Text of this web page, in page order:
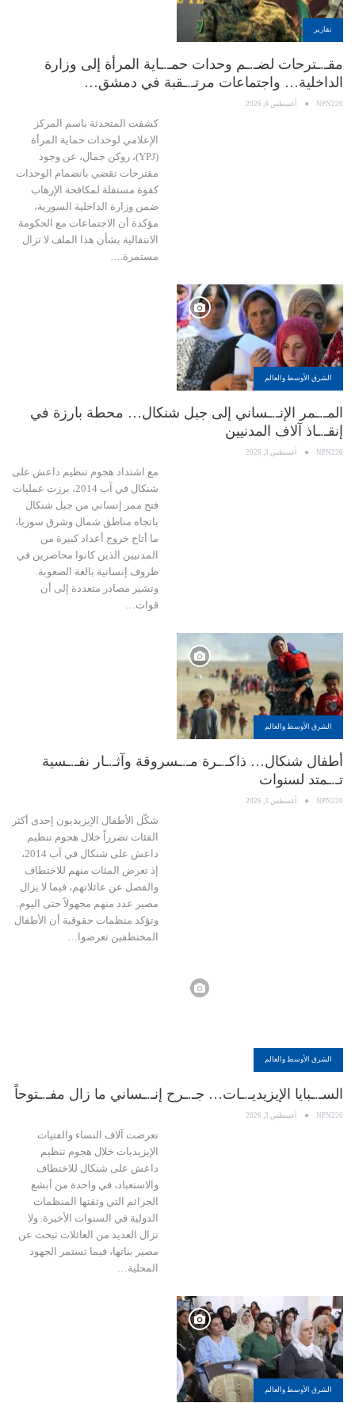
تقارير
مقـ.ـترحات لضـ.ـم وحدات حمـ.ـاية المرأة إلى وزارة
الداخلية… واجتماعات مرتـ.ـقبة في دمشق…
NPN220 أغسطس 4, 2026
كشفت المتحدثة باسم المركز
الإعلامي لوحدات حماية المرأة
(YPJ)، روكن جمال، عن وجود
مقترحات تقضي بانضمام الوحدات
كقوة مستقلة لمكافحة الإرهاب
ضمن وزارة الداخلية السورية،
مؤكدة أن الاجتماعات مع الحكومة
الانتقالية بشأن هذا الملف لا تزال
مستمرة.…
الشرق الأوسط والعالم
المـ.ـمر الإنـ.ـساني إلى جبل شنكال… محطة بارزة في
إنقـ.ـاذ آلاف المدنيين
NPN220 أغسطس 3, 2026
مع اشتداد هجوم تنظيم داعش على
شنكال في آب 2014، برزت عمليات
فتح ممر إنساني من جبل شنكال
باتجاه مناطق شمال وشرق سوريا،
ما أتاح خروج أعداد كبيرة من
المدنيين الذين كانوا محاصرين في
ظروف إنسانية بالغة الصعوبة.
وتشير مصادر متعددة إلى أن
قوات…
الشرق الأوسط والعالم
أطفال شنكال… ذاكـ.ـرة مـ.ـسروقة وآثـ.ـار نفـ.ـسية
تـ.ـمتد لسنوات
NPN220 أغسطس 3, 2026
شكّل الأطفال الإيزيديون إحدى أكثر
الفئات تضرراً خلال هجوم تنظيم
داعش على شنكال في آب 2014،
إذ تعرض المئات منهم للاختطاف
والفصل عن عائلاتهم، فيما لا يزال
مصير عدد منهم مجهولاً حتى اليوم.
وتؤكد منظمات حقوقية أن الأطفال
المختطفين تعرضوا…
الشرق الأوسط والعالم
السـ.ـبايا الإيزيديـ.ـات… جـ.ـرح إنـ.ـساني ما زال مفـ.ـتوحاً
NPN220 أغسطس 3, 2026
تعرضت آلاف النساء والفتيات
الإيزيديات خلال هجوم تنظيم
داعش على شنكال للاختطاف
والاستعباد، في واحدة من أبشع
الجرائم التي وثقتها المنظمات
الدولية في السنوات الأخيرة. ولا
تزال العديد من العائلات تبحث عن
مصير بناتها، فيما تستمر الجهود
المحلية…
الشرق الأوسط والعالم